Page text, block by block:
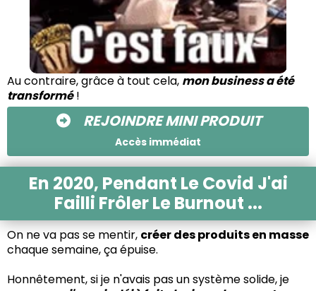
Au contraire, grâce à tout cela, mon business a été
transformé!
REJOINDRE MINI PRODUIT
Accès immédiat
En 2020, Pendant Le Covid J'ai
Failli Frôler Le Burnout ...
On ne va pas se mentir, créer des produits en masse
chaque semaine, ça épuise.
Honnêtement, si je n'avais pas un système solide, je